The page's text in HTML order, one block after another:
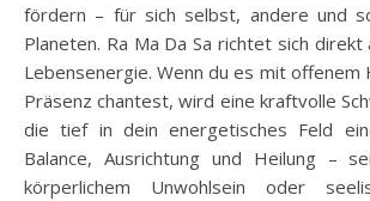
fördern – für sich selbst, andere und
Planeten. Ra Ma Da Sa richtet sich direkt
Lebensenergie. Wenn du es mit offenem
Präsenz chantest, wird eine kraftvolle
die tief in dein energetisches Feld
Balance, Ausrichtung und Heilung –
körperlichem Unwohlsein oder